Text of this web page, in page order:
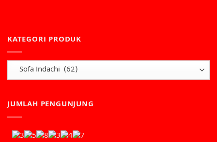
KATEGORI PRODUK
JUMLAH PENGUNJUNG